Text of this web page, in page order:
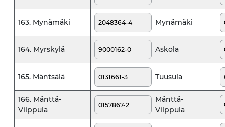
163. Mynämäki Mynämäki
164. Myrskylä Askola
165. Mäntsälä Tuusula
166. Mänttä-
Vilppula
Mänttä-
Vilppula